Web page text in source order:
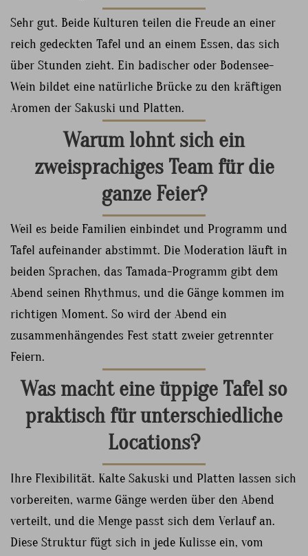
Sehr gut. Beide Kulturen teilen die Freude an einer
reich gedeckten Tafel und an einem Essen, das sich
über Stunden zieht. Ein badischer oder Bodensee-
Wein bildet eine natürliche Brücke zu den kräftigen
Aromen der Sakuski und Platten.
Warum lohnt sich ein
zweisprachiges Team für die
ganze Feier?
Weil es beide Familien einbindet und Programm und
Tafel aufeinander abstimmt. Die Moderation läuft in
beiden Sprachen, das Tamada-Programm gibt dem
Abend seinen Rhythmus, und die Gänge kommen im
richtigen Moment. So wird der Abend ein
zusammenhängendes Fest statt zweier getrennter
Feiern.
Was macht eine üppige Tafel so
praktisch für unterschiedliche
Locations?
Ihre Flexibilität. Kalte Sakuski und Platten lassen sich
vorbereiten, warme Gänge werden über den Abend
verteilt, und die Menge passt sich dem Verlauf an.
Diese Struktur fügt sich in jede Kulisse ein, vom